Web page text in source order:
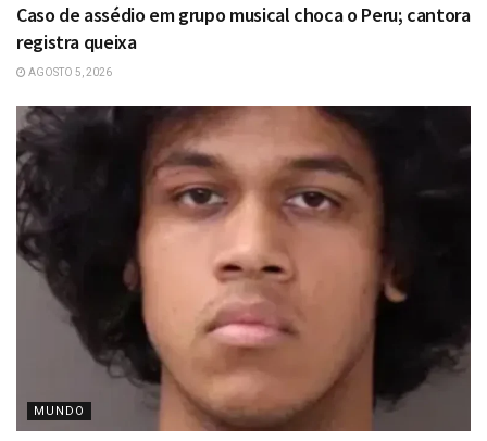
Caso de assédio em grupo musical choca o Peru; cantora
registra queixa
AGOSTO 5, 2026
MUNDO